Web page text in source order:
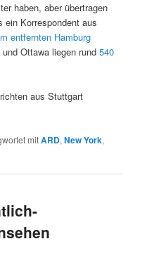
haben, aber übertragen
ein Korrespondent aus
entfernten Hamburg
Ottawa liegen rund540
aus Stuttgart
mitARD,New York,